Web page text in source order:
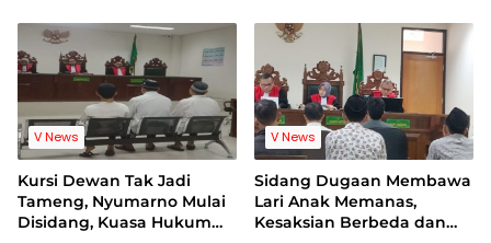
Bersih
V News
Kursi Dewan Tak Jadi
Tameng, Nyumarno Mulai
Disidang, Kuasa Hukum
V News
Sidang Dugaan Membawa
Lari Anak Memanas,
Kesaksian Berbeda dan